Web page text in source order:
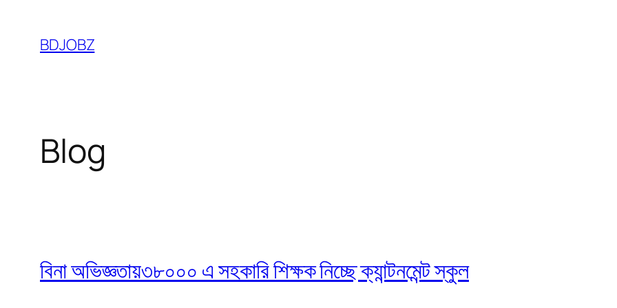
content
BDJOBZ
Blog
বিনা অভিজ্ঞতায়৩৮০০০ এ সহকারি শিক্ষক নিচ্ছে ক্যান্টনমেন্ট স্কুল